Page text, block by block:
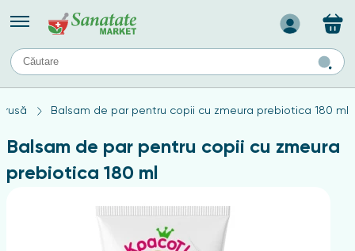
Назад
TIPURI DE TEN
Produse pentru ten mixt
Produse pentru ten gras
Balsam de par pentru copii cu zmeura prebiotica 180 ml
Balsam de par pentru copii cu zmeura
prebiotica 180 ml